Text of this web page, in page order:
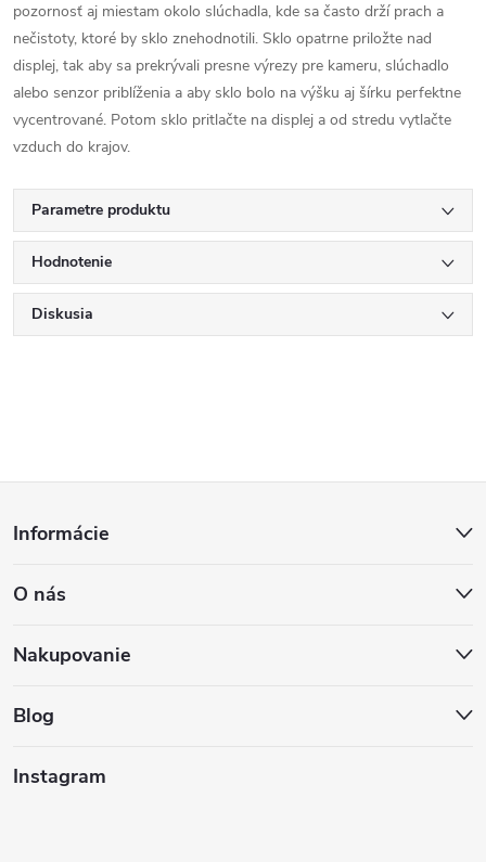
pozornosť aj miestam okolo slúchadla, kde sa často drží prach a
nečistoty, ktoré by sklo znehodnotili. Sklo opatrne priložte nad
displej, tak aby sa prekrývali presne výrezy pre kameru, slúchadlo
alebo senzor priblíženia a aby sklo bolo na výšku aj šírku perfektne
vycentrované. Potom sklo pritlačte na displej a od stredu vytlačte
vzduch do krajov.
Parametre produktu
Hodnotenie
Diskusia
p
ä
Informácie
O nás
Nakupovanie
Blog
Instagram